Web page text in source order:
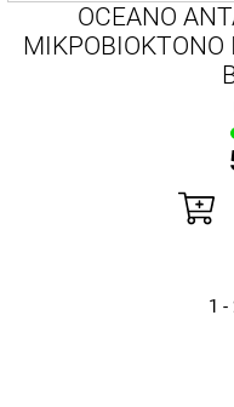
OCEANO
ΜΙΚΡΟΒΙΟΚΤΟΝΟ
1